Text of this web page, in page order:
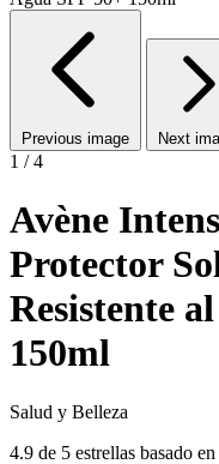
Previous image Next
1 / 4
Avène
Protector
Resistente
150ml
Salud y Belleza
4.9 de 5 estrellas basado